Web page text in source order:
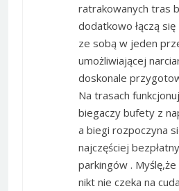
ratrakowanych tras
dodatkowo łączą się
ze sobą w jeden
umożliwiającej
doskonale
Na trasach
biegaczy bufety z
a biegi rozpoczyna
najczęściej
parkingów .
nikt nie czeka na